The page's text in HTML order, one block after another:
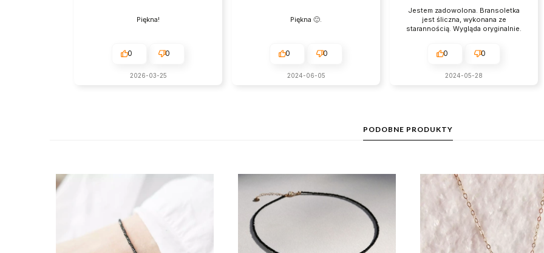
Piękna!
0 0
2026-03-25
Piękna 🙂.
0 0
2024-06-05
Jestem zadowolona. Bransoletka
jest śliczna, wykonana ze
starannością. Wygląda oryginalnie.
0 0
2024-05-28
PODOBNE PRODUKTY